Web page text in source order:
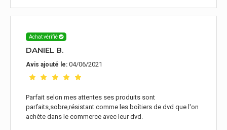
Achat vérifié
DANIEL B.
Avis ajouté le: 04/06/2021
Parfait selon mes attentes ses produits sont
parfaits,sobre,résistant comme les boîtiers de dvd que l'on
achète dans le commerce avec leur dvd.